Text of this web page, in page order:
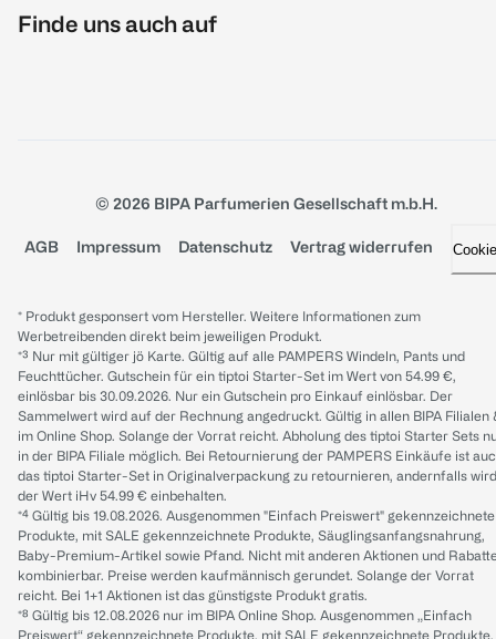
Finde uns auch auf
© 2026 BIPA Parfumerien Gesellschaft m.b.H.
AGB Impressum Datenschutz Vertrag widerrufen
* Produkt gesponsert vom Hersteller. Weitere Informationen zum
Werbetreibenden direkt beim jeweiligen Produkt.
*³ Nur mit gültiger jö Karte. Gültig auf alle PAMPERS Windeln, Pants und
Feuchttücher. Gutschein für ein tiptoi Starter-Set im Wert von 54.99 €,
einlösbar bis 30.09.2026. Nur ein Gutschein pro Einkauf einlösbar. Der
Sammelwert wird auf der Rechnung angedruckt. Gültig in allen BIPA Filialen
im Online Shop. Solange der Vorrat reicht. Abholung des tiptoi Starter Sets
in der BIPA Filiale möglich. Bei Retournierung der PAMPERS Einkäufe ist
das tiptoi Starter-Set in Originalverpackung zu retournieren, andernfalls wird
der Wert iHv 54.99 € einbehalten.
*⁴ Gültig bis 19.08.2026. Ausgenommen "Einfach Preiswert" gekennzeichnete
Produkte, mit SALE gekennzeichnete Produkte, Säuglingsanfangsnahrung,
Baby-Premium-Artikel sowie Pfand. Nicht mit anderen Aktionen und
kombinierbar. Preise werden kaufmännisch gerundet. Solange der Vorrat
reicht. Bei 1+1 Aktionen ist das günstigste Produkt gratis.
*⁸ Gültig bis 12.08.2026 nur im BIPA Online Shop. Ausgenommen „Einfach
Preiswert“ gekennzeichnete Produkte, mit SALE gekennzeichnete Produkte,